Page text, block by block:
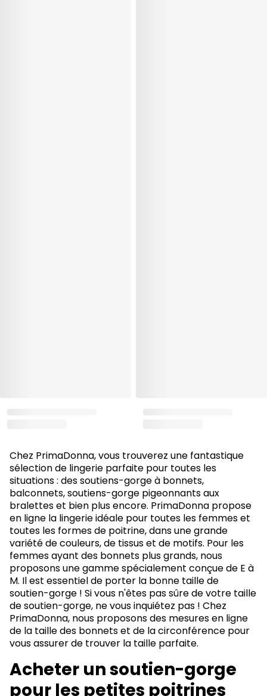
Chez PrimaDonna, vous trouverez une fantastique
sélection de lingerie parfaite pour toutes les
situations : des soutiens-gorge à bonnets,
balconnets, soutiens-gorge pigeonnants aux
bralettes et bien plus encore. PrimaDonna propose
en ligne la lingerie idéale pour toutes les femmes et
toutes les formes de poitrine, dans une grande
variété de couleurs, de tissus et de motifs. Pour les
femmes ayant des bonnets plus grands, nous
proposons une gamme spécialement conçue de E à
M. Il est essentiel de porter la bonne taille de
soutien-gorge ! Si vous n'êtes pas sûre de votre taille
de soutien-gorge, ne vous inquiétez pas ! Chez
PrimaDonna, nous proposons des mesures en ligne
de la taille des bonnets et de la circonférence pour
vous assurer de trouver la taille parfaite.
Acheter un soutien-gorge
pour les petites poitrines